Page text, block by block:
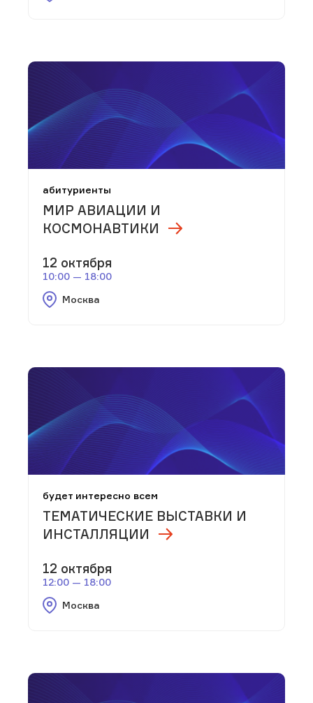
абитуриенты
МИР АВИАЦИИ И
КОСМОНАВТИКИ
12 октября
10:00 — 18:00
Москва
будет интересно всем
ТЕМАТИЧЕСКИЕ ВЫСТАВКИ И
ИНСТАЛЛЯЦИИ
12 октября
12:00 — 18:00
Москва